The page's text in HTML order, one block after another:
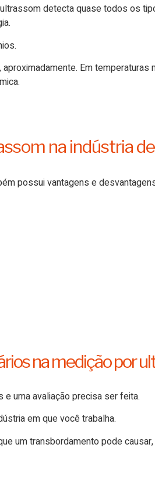
detecta quase todos os
aproximadamente. Em temperaturas
na indústria
possui vantagens e
na medição por
uma avaliação precisa ser feita.
em que você trabalha.
um transbordamento pode